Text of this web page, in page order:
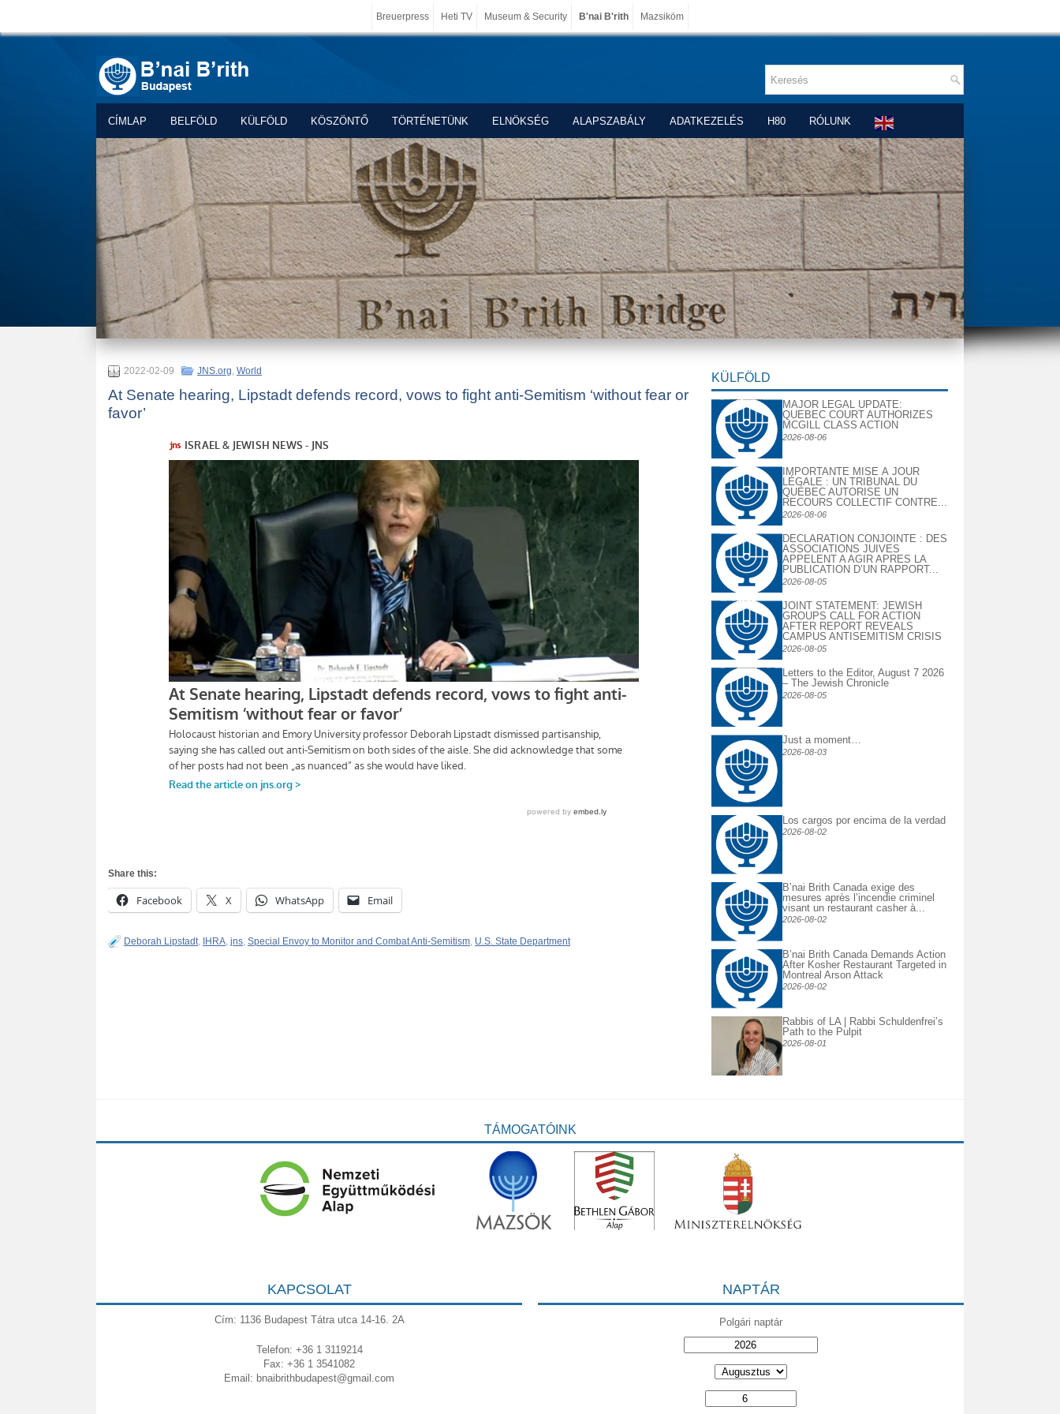
Breuerpress Heti TV Museum & Security B'nai B'rith Mazsiköm
CÍMLAP BELFÖLD KÜLFÖLD KÖSZÖNTŐ TÖRTÉNETÜNK ELNÖKSÉG ALAPSZABÁLY ADATKEZELÉS H80 RÓLUNK
2022-02-09 JNS.org, World
At Senate hearing, Lipstadt defends record, vows to fight anti-Semitism ‘without fear or
favor’
Share this:
Facebook X WhatsApp Email
Deborah Lipstadt, IHRA, jns, Special Envoy to Monitor and Combat Anti-Semitism, U.S. State Department
KÜLFÖLD
MAJOR LEGAL UPDATE:
QUEBEC COURT AUTHORIZES
MCGILL CLASS ACTION
2026-08-06
IMPORTANTE MISE À JOUR
LÉGALE : UN TRIBUNAL DU
QUÉBEC AUTORISE UN
RECOURS COLLECTIF CONTRE...
2026-08-06
DECLARATION CONJOINTE : DES
ASSOCIATIONS JUIVES
APPELENT A AGIR APRES LA
PUBLICATION D’UN RAPPORT...
2026-08-05
JOINT STATEMENT: JEWISH
GROUPS CALL FOR ACTION
AFTER REPORT REVEALS
CAMPUS ANTISEMITISM CRISIS
2026-08-05
Letters to the Editor, August 7 2026
– The Jewish Chronicle
2026-08-05
Just a moment…
2026-08-03
Los cargos por encima de la verdad
2026-08-02
B’nai Brith Canada exige des
mesures après l’incendie criminel
visant un restaurant casher à...
2026-08-02
B’nai Brith Canada Demands Action
After Kosher Restaurant Targeted in
Montreal Arson Attack
2026-08-02
Rabbis of LA | Rabbi Schuldenfrei’s
Path to the Pulpit
2026-08-01
TÁMOGATÓINK
KAPCSOLAT
Cím: 1136 Budapest Tátra utca 14-16. 2A
Telefon: +36 1 3119214
Fax: +36 1 3541082
Email: bnaibrithbudapest@gmail.com
NAPTÁR
Polgári naptár